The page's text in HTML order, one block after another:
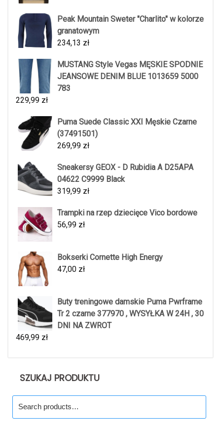
Peak Mountain Sweter "Charlito" w kolorze
granatowym
234,13 zł
MUSTANG Style Vegas MĘSKIE SPODNIE
JEANSOWE DENIM BLUE 1013659 5000
783
229,99 zł
Puma Suede Classic XXI Męskie Czarne
(37491501)
269,99 zł
Sneakersy GEOX - D Rubidia A D25APA
04622 C9999 Black
319,99 zł
Trampki na rzep dziecięce Vico bordowe
56,99 zł
Bokserki Cornette High Energy
47,00 zł
Buty treningowe damskie Puma Pwrframe
Tr 2 czarne 377970 , WYSYŁKA W 24H , 30
DNI NA ZWROT
469,99 zł
SZUKAJ PRODUKTU
for: